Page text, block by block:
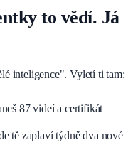
to vědí. Já
inteligence". Vyletí ti tam:
87 videí a certifikát
tě zaplaví týdně dva nové